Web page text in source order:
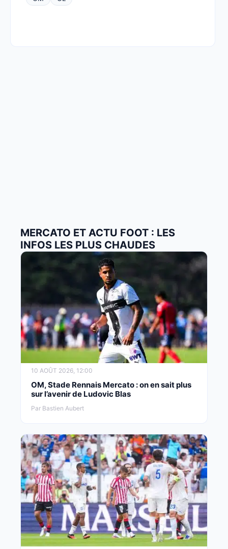
MERCATO ET ACTU FOOT : LES
INFOS LES PLUS CHAUDES
10 AOÛT 2026, 12:00
OM, Stade Rennais Mercato : on en sait plus
sur l’avenir de Ludovic Blas
Par Bastien Aubert